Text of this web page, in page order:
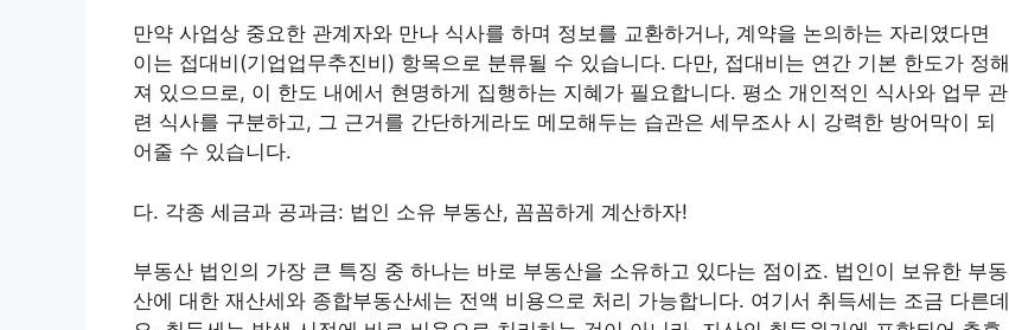
만약 사업상 중요한 관계자와 만나 식사를 하며 정보를 교환하거나, 계약을 논의하는 자리였다면
이는 접대비(기업업무추진비) 항목으로 분류될 수 있습니다. 다만, 접대비는 연간 기본 한도가 정해
져 있으므로, 이 한도 내에서 현명하게 집행하는 지혜가 필요합니다. 평소 개인적인 식사와 업무 관
련 식사를 구분하고, 그 근거를 간단하게라도 메모해두는 습관은 세무조사 시 강력한 방어막이 되
어줄 수 있습니다.
다. 각종 세금과 공과금: 법인 소유 부동산, 꼼꼼하게 계산하자!
부동산 법인의 가장 큰 특징 중 하나는 바로 부동산을 소유하고 있다는 점이죠. 법인이 보유한 부동
산에 대한 재산세와 종합부동산세는 전액 비용으로 처리 가능합니다. 여기서 취득세는 조금 다른데